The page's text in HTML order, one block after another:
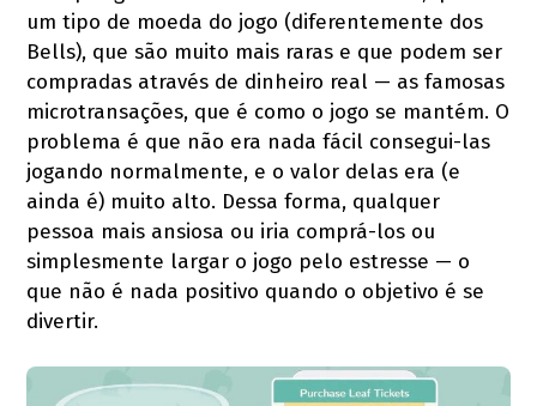
um tipo de moeda do jogo (diferentemente dos
Bells), que são muito mais raras e que podem ser
compradas através de dinheiro real — as famosas
microtransações, que é como o jogo se mantém. O
problema é que não era nada fácil consegui-las
jogando normalmente, e o valor delas era (e
ainda é) muito alto. Dessa forma, qualquer
pessoa mais ansiosa ou iria comprá-los ou
simplesmente largar o jogo pelo estresse — o
que não é nada positivo quando o objetivo é se
divertir.